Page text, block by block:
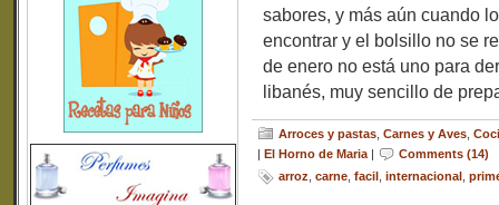
sabores, y más aún cuando
encontrar y el bolsillo no se
de enero no está uno para
libanés, muy sencillo de
Arroces y pastas Carnes y Aves
| El Horno de Maria |
Comments (14)
arroz carne facil internacional